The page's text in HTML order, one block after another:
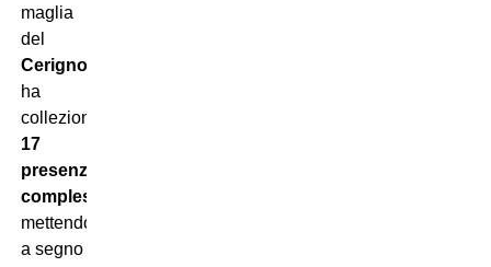
maglia
del
Cerignola
ha
collezionato
17
presenze
complessive
mettendo
a segno